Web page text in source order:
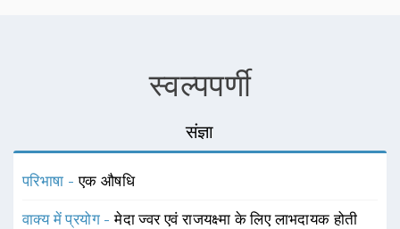
स्वल्पपर्णी
संज्ञा
परिभाषा -एक औषधि
वाक्य में प्रयोग -मेदा ज्वर एवं राजयक्ष्मा के लिए लाभदायक होती